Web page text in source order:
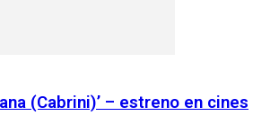
(Cabrini)’ – estreno en cines